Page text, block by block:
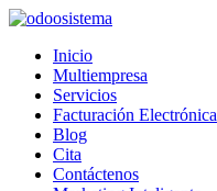
Inicio
Multiempresa
Servicios
Facturación Electrónica
Blog
Cita
Contáctenos